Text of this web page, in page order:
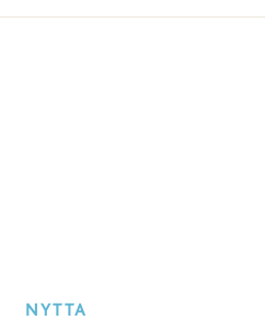
NYTTA